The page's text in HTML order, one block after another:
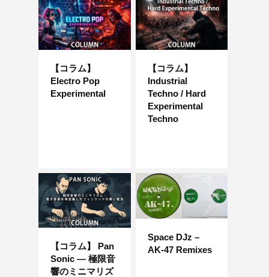
【コラム】
Electro Pop
Experimental
【コラム】
Industrial
Techno / Hard
Experimental
Techno
【コラム】 Pan
Sonic ― 極限音
響のミニマリズ
Space DJz –
AK-47 Remixes